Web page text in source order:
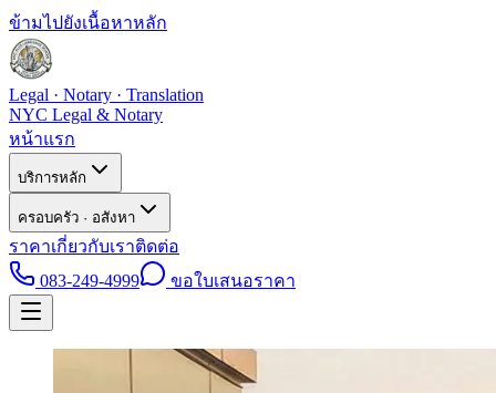
ข้ามไปยังเนื้อหาหลัก
Legal · Notary · Translation
NYC Legal & Notary
หน้าแรก
บริการหลัก
ครอบครัว · อสังหา
ราคาเกี่ยวกับเราติดต่อ
083-249-4999
ขอใบเสนอราคา